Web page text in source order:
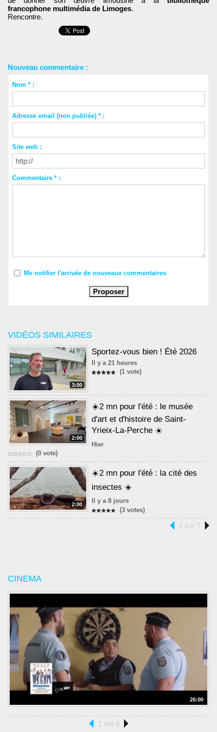
VIDÉOS SIMILAIRES
3:00
Sportez-vous bien ! Été 2026
Il y a 21 heures
(1 vote)
2:00
☀️2 mn pour l'été : le musée
d'art et d'histoire de Saint-
Yrieix-La-Perche ☀️
Hier
(0 vote)
2:00
☀️2 mn pour l'été : la cité des
insectes ☀️
Il y a 8 jours
(3 votes)
1 sur 7
CINEMA
26:00
1 sur 8
francophone multimédia de Limoges.
Rencontre.
Nouveau commentaire :
Nom * :
Adresse email (non publiée) * :
Site web :
Commentaire * :
Me notifier l'arrivée de nouveaux commentaires